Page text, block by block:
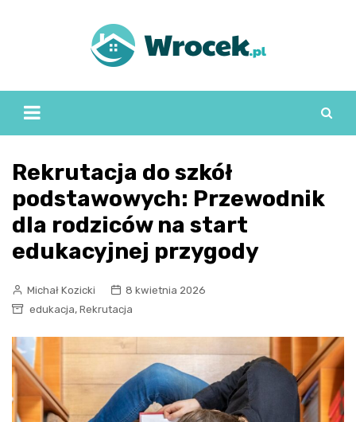
Rekrutacja do szkół
podstawowych: Przewodnik
dla rodziców na start
edukacyjnej przygody
Michał Kozicki
8 kwietnia 2026
edukacja, Rekrutacja